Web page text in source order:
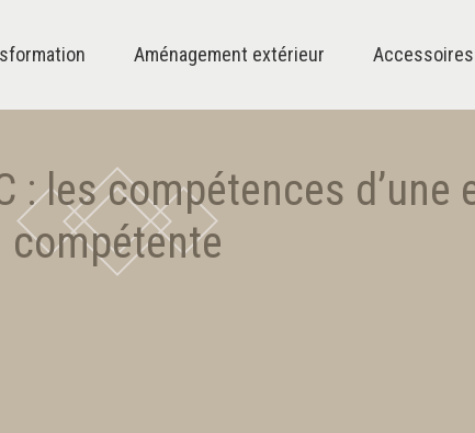
Aménagement extérieur
: les compétences d’une
compétente